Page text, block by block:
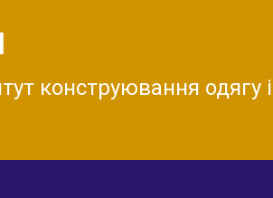
конструювання одягу і